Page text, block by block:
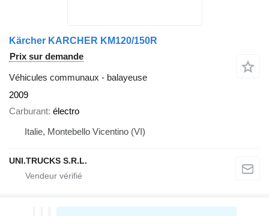
Kärcher KARCHER KM120/150R
Prix sur demande
Véhicules communaux - balayeuse
2009
Carburant électro
Italie, Montebello Vicentino (VI)
UNI.TRUCKS S.R.L.